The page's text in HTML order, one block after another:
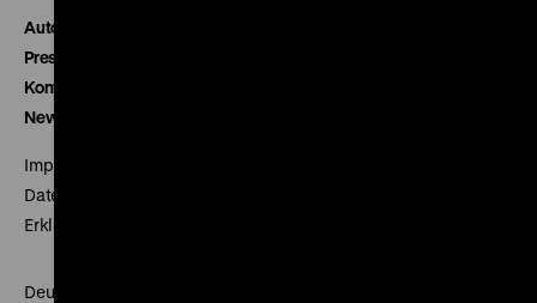
Autor*innen
Presse
Kontakt
Newsletter
Impressum
Datenschutz
Erklärung digitale Barrierefreiheit
Deutsches Historisches Museum